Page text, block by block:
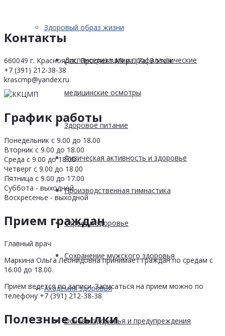
Здоровый образ жизни
Диспансеризация и профилактические
медицинские осмотры
Здоровое питание
Физическая активность и здоровье
Производственная гимнастика
Стресс и здоровье
Сохранение мужского здоровья
Академия здоровья
Основы здоровья и предупреждения
Контакты
660049 г. Красноярск, Проспект Мира, 7а, 3 этаж
+7 (391) 212-38-38
krascmp@yandex.ru
График работы
Понедельник с 9.00 до 18.00
Вторник с 9.00 до 18.00
Среда с 9.00 до 18.00
Четверг с 9.00 до 18.00
Пятница с 9.00 до 17.00
Суббота - выходной
Воскресенье - выходной
Прием граждан
Главный врач
Маркина Ольга Леонидовна принимает граждан по средам с
16.00 до 18.00.
Прием ведется по записи. Записаться на прием можно по
телефону +7 (391) 212-38-38
Полезные ссылки